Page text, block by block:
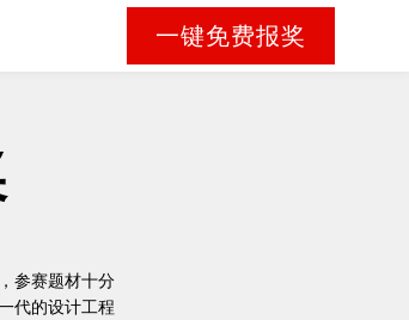
一键免费报奖
参赛题材十分
代的设计工程